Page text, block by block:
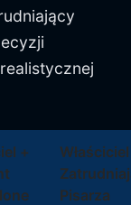
+
Właściciel
Pisarza